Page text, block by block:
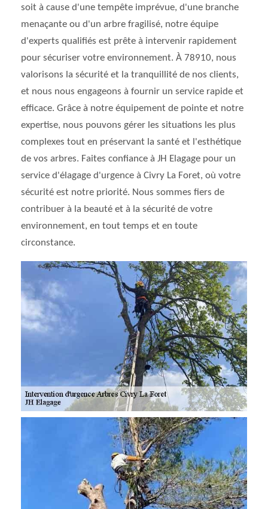
soit à cause d'une tempête imprévue, d'une branche
menaçante ou d'un arbre fragilisé, notre équipe
d'experts qualifiés est prête à intervenir rapidement
pour sécuriser votre environnement. À 78910, nous
valorisons la sécurité et la tranquillité de nos clients,
et nous nous engageons à fournir un service rapide et
efficace. Grâce à notre équipement de pointe et notre
expertise, nous pouvons gérer les situations les plus
complexes tout en préservant la santé et l'esthétique
de vos arbres. Faites confiance à JH Elagage pour un
service d'élagage d'urgence à Civry La Foret, où votre
sécurité est notre priorité. Nous sommes fiers de
contribuer à la beauté et à la sécurité de votre
environnement, en tout temps et en toute
circonstance.